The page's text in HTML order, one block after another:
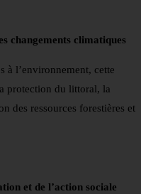
changements climatiques
à l’environnement, cette
protection du littoral, la
des ressources forestières et
et de l’action sociale